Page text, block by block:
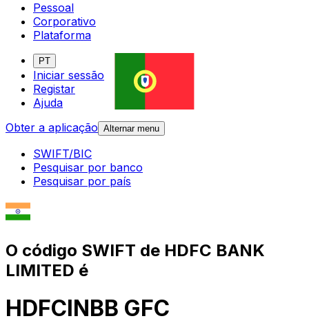
Pessoal
Corporativo
Plataforma
PT
Iniciar sessão
Registar
Ajuda
Obter a aplicação Alternar menu
SWIFT/BIC
Pesquisar por banco
Pesquisar por país
O código SWIFT de HDFC BANK
LIMITED é
HDFCINBB GFC